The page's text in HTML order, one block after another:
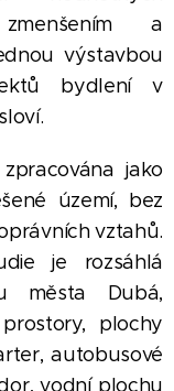
a
výstavbou
bydlení v
jako
území, bez
vztahů.
je rozsáhlá
města Dubá,
plochy
autobusové
vodní plochu